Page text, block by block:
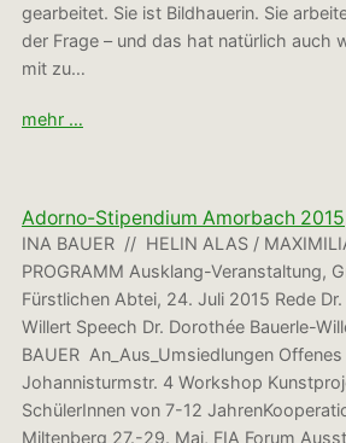
gearbeitet. Sie ist Bildhauerin. Sie
der Frage – und das hat natürlich auch
mit zu…
mehr …
Adorno-Stipendium Amorbach 2015
INA BAUER // HELIN ALAS /
PROGRAMM Ausklang-Veranstaltung,
Fürstlichen Abtei, 24. Juli 2015 Rede
Willert Speech Dr. Dorothée Bauerle-
BAUER An_Aus_Umsiedlungen
Johannisturmstr. 4 Workshop
SchülerInnen von 7-12
Miltenberg 27.-29. Mai, FIA Forum